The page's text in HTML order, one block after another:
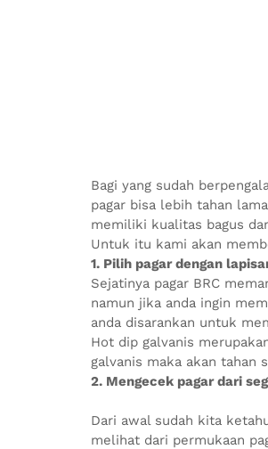
Bagi yang sudah
pagar bisa lebih tahan
memiliki kualitas bagus
Untuk itu kami akan
1. Pilih pagar dengan
Sejatinya pagar BRC
namun jika anda ingin
anda disarankan untuk
Hot dip galvanis
galvanis maka akan tahan
2. Mengecek pagar dari
Dari awal sudah kita
melihat dari permukaan